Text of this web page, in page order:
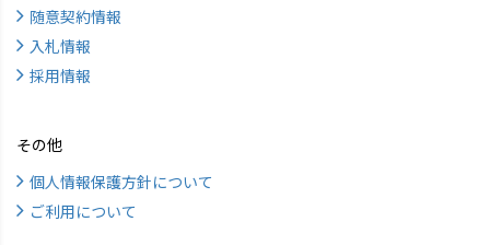
随意契約情報
入札情報
採用情報
その他
個人情報保護方針について
ご利用について